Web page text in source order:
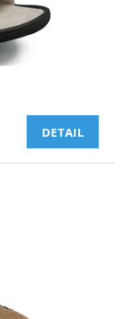
DETAIL